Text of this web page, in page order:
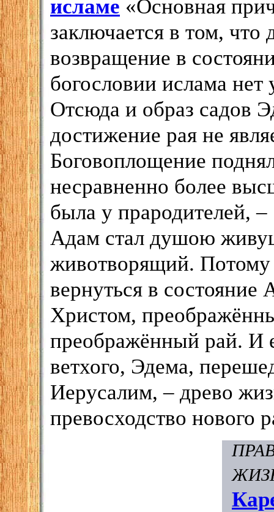
исламе «Основная
заключается в том,
возвращение в
богословии ислама
Отсюда и образ садов
достижение рая не
Боговоплощение
несравненно более
была у прародителей,
Адам стал душою
животворящий. Потому
вернуться в состояние
Христом,
преображённый рай. И
ветхого, Эдема,
Иерусалим, – древо
превосходство нового